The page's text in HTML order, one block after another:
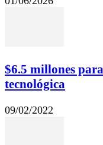
$6.5 millones
tecnológica
09/02/2022